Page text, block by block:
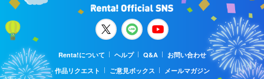
Renta!について ヘルプ Q&A
お問い合わせ
作品リクエスト
ご意見ボックス メールマガジン